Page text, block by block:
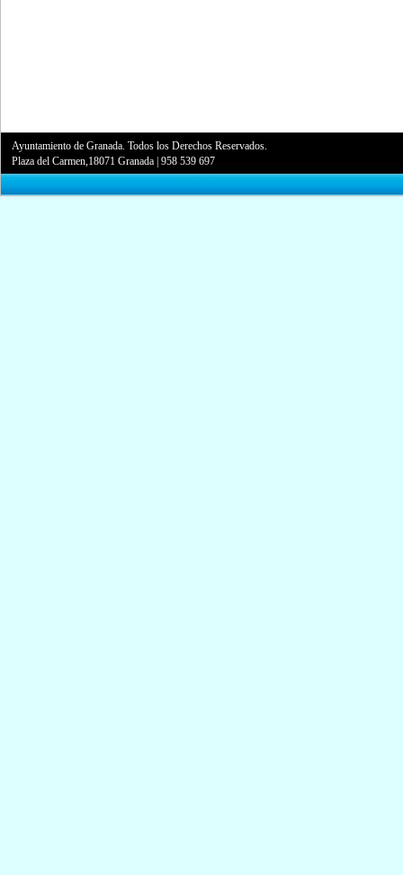
Ayuntamiento de Granada. Todos los Derechos Reservados.
Plaza del Carmen,18071 Granada |958 539 697